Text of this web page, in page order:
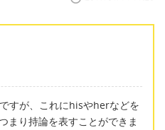
すが、これにhisやherなどを
まり持論を表すことができま